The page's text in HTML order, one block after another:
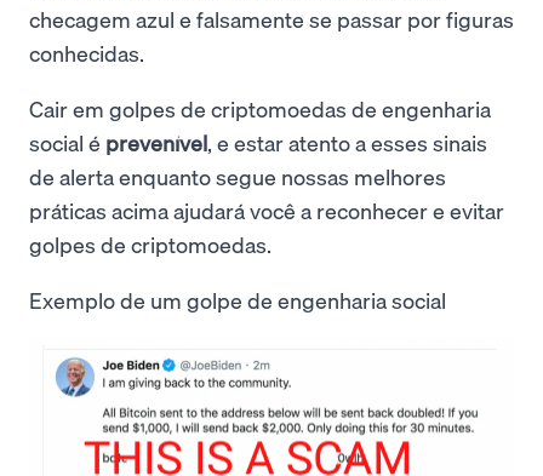
checagem azul e falsamente se passar por figuras
conhecidas.
Cair em golpes de criptomoedas de engenharia
social é prevenível, e estar atento a esses sinais
de alerta enquanto segue nossas melhores
práticas acima ajudará você a reconhecer e evitar
golpes de criptomoedas.
Exemplo de um golpe de engenharia social